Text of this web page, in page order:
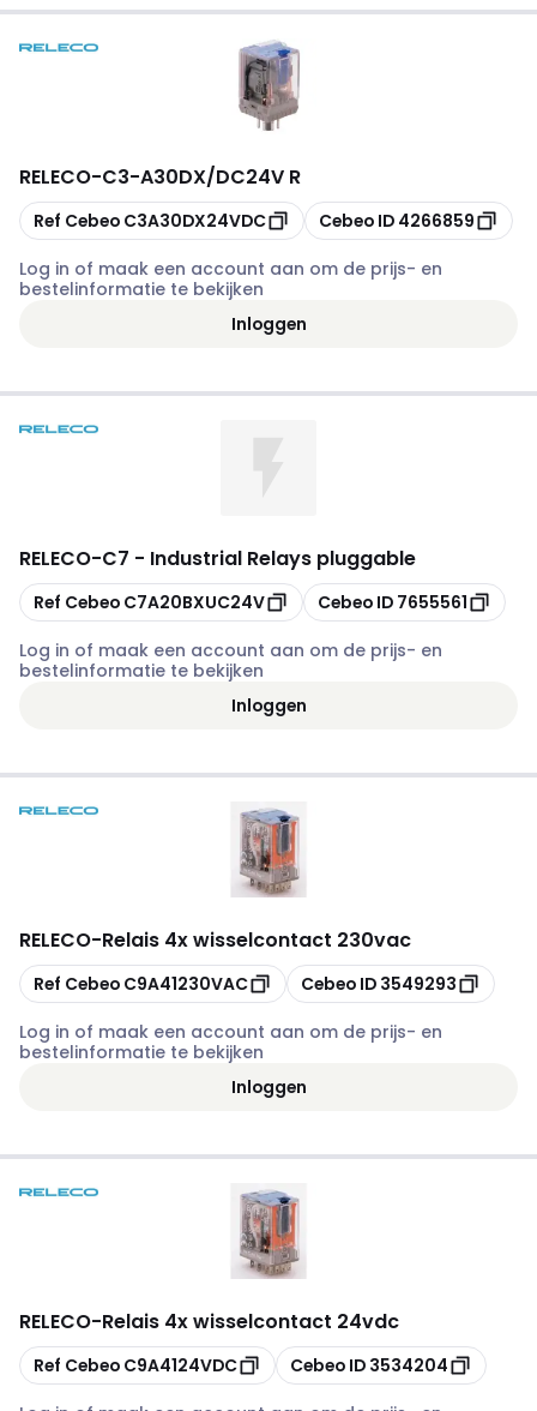
RELECO-C3-A30DX/DC24V R
Kopiëren
Ref Cebeo C3A30DX24VDC Kopiëren
Cebeo ID 4266859
Log in of maak een account aan om de prijs- en
bestelinformatie te bekijken
Inloggen
RELECO-C7 - Industrial Relays pluggable
Kopiëren
Ref Cebeo C7A20BXUC24V Kopiëren
Cebeo ID 7655561
Log in of maak een account aan om de prijs- en
bestelinformatie te bekijken
Inloggen
RELECO-Relais 4x wisselcontact 230vac
Kopiëren
Ref Cebeo C9A41230VAC Kopiëren
Cebeo ID 3549293
Log in of maak een account aan om de prijs- en
bestelinformatie te bekijken
Inloggen
RELECO-Relais 4x wisselcontact 24vdc
Kopiëren
Ref Cebeo C9A4124VDC Kopiëren
Cebeo ID 3534204